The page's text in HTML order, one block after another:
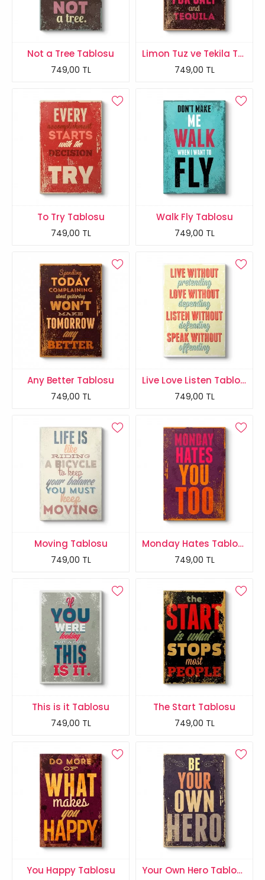
Not a Tree Tablosu
749,00 TL
Limon Tuz ve Tekila Tablosu
749,00 TL
To Try Tablosu
749,00 TL
Walk Fly Tablosu
749,00 TL
Any Better Tablosu
749,00 TL
Live Love Listen Tablosu
749,00 TL
Moving Tablosu
749,00 TL
Monday Hates Tablosu
749,00 TL
This is it Tablosu
749,00 TL
The Start Tablosu
749,00 TL
You Happy Tablosu Your Own Hero Tablosu